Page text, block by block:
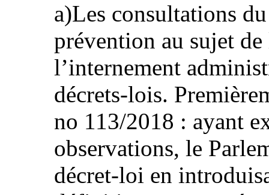
a)Les consultations
prévention au sujet
l’internement
décrets-lois.
no 113/2018 : ayant
observations, le
décret-loi en